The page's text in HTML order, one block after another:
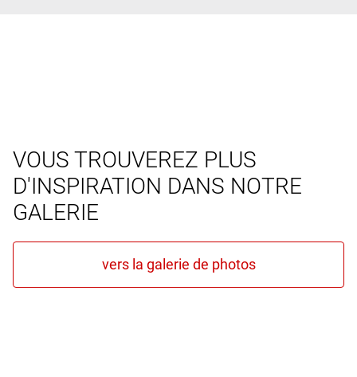
VOUS TROUVEREZ PLUS
D'INSPIRATION DANS NOTRE
GALERIE